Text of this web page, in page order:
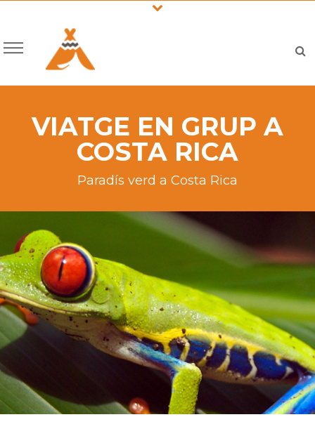
VIATGE EN GRUP A
COSTA RICA
Paradís verd a Costa Rica